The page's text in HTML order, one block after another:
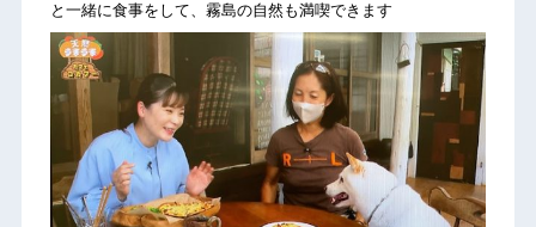
と一緒に食事をして、霧島の自然も満喫できます